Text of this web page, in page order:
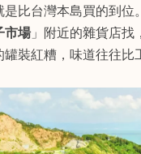
是比台灣本島買的到位
市場」附近的雜貨店找
罐裝紅糟，味道往往比